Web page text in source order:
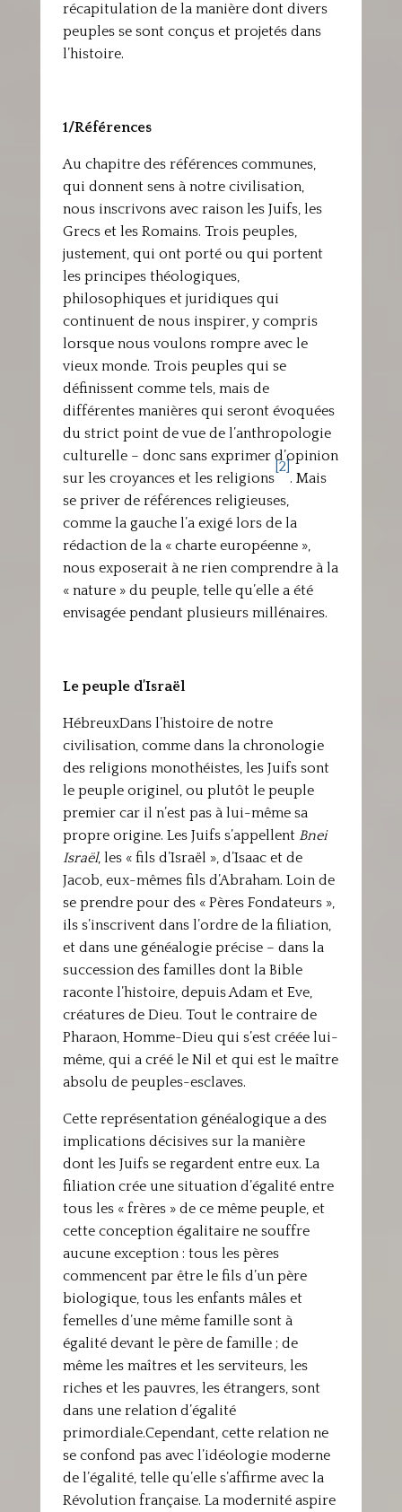
récapitulation de la manière dont divers
peuples se sont conçus et projetés dans
l’histoire.
1/Références
Au chapitre des références communes,
qui donnent sens à notre civilisation,
nous inscrivons avec raison les Juifs, les
Grecs et les Romains. Trois peuples,
justement, qui ont porté ou qui portent
les principes théologiques,
philosophiques et juridiques qui
continuent de nous inspirer, y compris
lorsque nous voulons rompre avec le
vieux monde. Trois peuples qui se
définissent comme tels, mais de
différentes manières qui seront évoquées
du strict point de vue de l’anthropologie
culturelle – donc sans exprimer d’opinion
sur les croyances et les religions
[2]
. Mais
se priver de références religieuses,
comme la gauche l’a exigé lors de la
rédaction de la « charte européenne »,
nous exposerait à ne rien comprendre à la
« nature » du peuple, telle qu’elle a été
envisagée pendant plusieurs millénaires.
Le peuple d’Israël
HébreuxDans l’histoire de notre
civilisation, comme dans la chronologie
des religions monothéistes, les Juifs sont
le peuple originel, ou plutôt le peuple
premier car il n’est pas à lui-même sa
propre origine. Les Juifs s’appellent Bnei
Israël, les « fils d’Israël », d’Isaac et de
Jacob, eux-mêmes fils d’Abraham. Loin de
se prendre pour des « Pères Fondateurs »,
ils s’inscrivent dans l’ordre de la filiation,
et dans une généalogie précise – dans la
succession des familles dont la Bible
raconte l’histoire, depuis Adam et Eve,
créatures de Dieu. Tout le contraire de
Pharaon, Homme-Dieu qui s’est créée lui-
même, qui a créé le Nil et qui est le maître
absolu de peuples-esclaves.
Cette représentation généalogique a des
implications décisives sur la manière
dont les Juifs se regardent entre eux. La
filiation crée une situation d’égalité entre
tous les « frères » de ce même peuple, et
cette conception égalitaire ne souffre
aucune exception : tous les pères
commencent par être le fils d’un père
biologique, tous les enfants mâles et
femelles d’une même famille sont à
égalité devant le père de famille ; de
même les maîtres et les serviteurs, les
riches et les pauvres, les étrangers, sont
dans une relation d’égalité
primordiale.Cependant, cette relation ne
se confond pas avec l’idéologie moderne
de l’égalité, telle qu’elle s’affirme avec la
Révolution française. La modernité aspire